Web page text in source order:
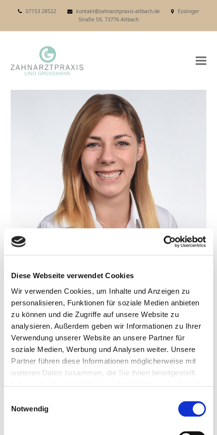
Diese Webseite verwendet Cookies
Wir verwenden Cookies, um Inhalte und Anzeigen zu
personalisieren, Funktionen für soziale Medien anbieten
zu können und die Zugriffe auf unsere Website zu
analysieren. Außerdem geben wir Informationen zu Ihrer
Verwendung unserer Website an unsere Partner für
soziale Medien, Werbung und Analysen weiter. Unsere
Partner führen diese Informationen möglicherweise mit
weiteren Daten zusammen, die Sie ihnen bereitgestellt
Notwendig
07153 28522 kontakt@zahnarztpraxis-altbach.de
Esslinger
Straße 59, 73776 Altbach
Anna Baumann
13. September 2019 LG
Ich freue mich, seit September 2021 als
Dentalhygienikerin ein Teammitglied von Herrn Lino
Grossmann zu sein.
die Vielseitigkeit lieben gelernt.
Zudem ist es immer wieder schön zu sehen, wenn